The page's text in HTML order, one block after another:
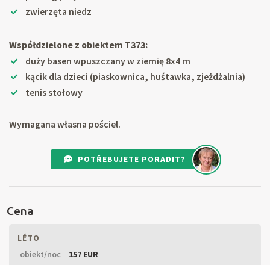
zwierzęta niedz
Współdzielone z obiektem T373:
duży basen wpuszczany w ziemię 8x4 m
kącik dla dzieci (piaskownica, huśtawka, zjeżdżalnia)
tenis stołowy
Wymagana własna pościel.
POTŘEBUJETE PORADIT?
Cena
LÉTO
obiekt/noc
157 EUR